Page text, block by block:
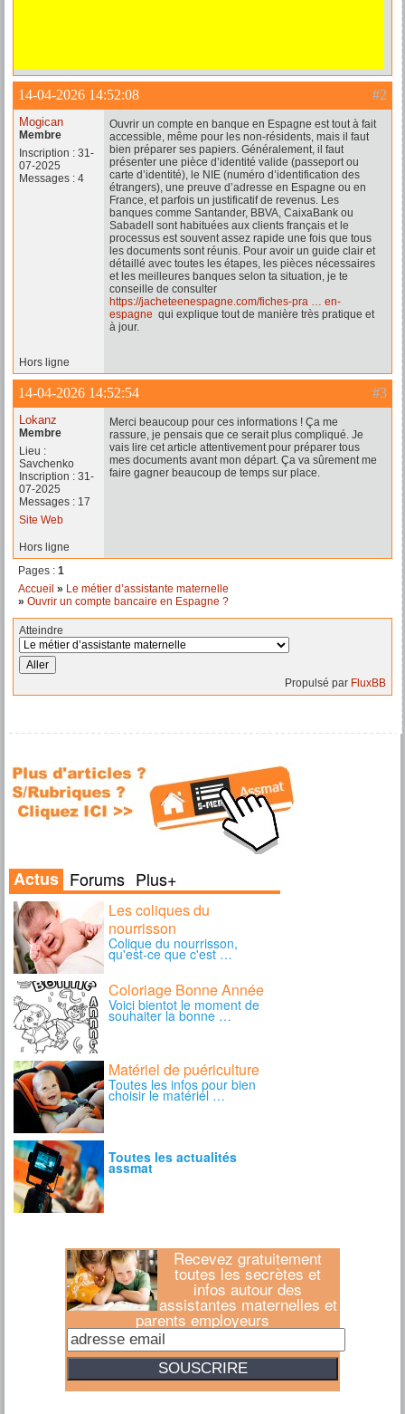
#2
14-04-2026 14:52:08
Mogican
Membre
Inscription : 31-
07-2025
Messages : 4
Ouvrir un compte en banque en Espagne est tout à fait
accessible, même pour les non-résidents, mais il faut
bien préparer ses papiers. Généralement, il faut
présenter une pièce d’identité valide (passeport ou
carte d’identité), le NIE (numéro d’identification des
étrangers), une preuve d’adresse en Espagne ou en
France, et parfois un justificatif de revenus. Les
banques comme Santander, BBVA, CaixaBank ou
Sabadell sont habituées aux clients français et le
processus est souvent assez rapide une fois que tous
les documents sont réunis. Pour avoir un guide clair et
détaillé avec toutes les étapes, les pièces nécessaires
et les meilleures banques selon ta situation, je te
conseille de consulter
https://jacheteenespagne.com/fiches-pra … en-
espagne qui explique tout de manière très pratique et
à jour.
Hors ligne
#3
14-04-2026 14:52:54
Lokanz
Membre
Lieu :
Savchenko
Inscription : 31-
07-2025
Messages : 17
Site Web
Merci beaucoup pour ces informations ! Ça me
rassure, je pensais que ce serait plus compliqué. Je
vais lire cet article attentivement pour préparer tous
mes documents avant mon départ. Ça va sûrement me
faire gagner beaucoup de temps sur place.
Hors ligne
Pages : 1
Accueil » Le métier d’assistante maternelle
» Ouvrir un compte bancaire en Espagne ?
Atteindre
Propulsé par FluxBB
Recevez gratuitement
toutes les secrètes et
infos autour des
assistantes maternelles et
parents employeurs